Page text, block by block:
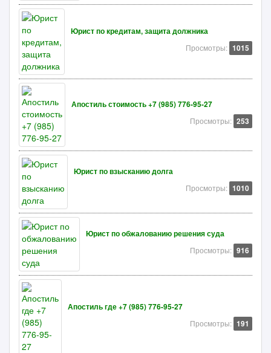
Юрист по кредитам, защита должника
Просмотры: 1015
Апостиль стоимость +7 (985) 776-95-27
Просмотры: 253
Юрист по взысканию долга
Просмотры: 1010
Юрист по обжалованию решения суда
Просмотры: 916
Апостиль где +7 (985) 776-95-27
Просмотры: 191